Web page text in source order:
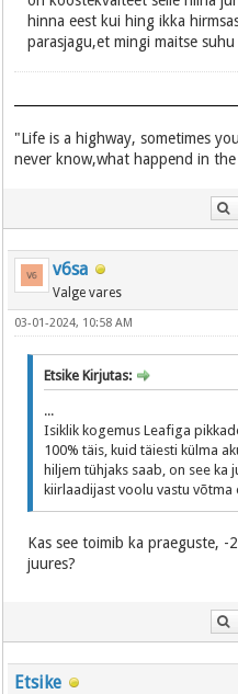
hinna eest kui hing ikka
parasjagu,et mingi maitse suhu
"Life is a highway, sometimes
never know,what happend in
v6sa
Valge vares
03-01-2024, 10:58 AM
Etsike Kirjutas:
...
Isiklik kogemus Leafiga
100% täis, kuid täiesti külma
hiljem tühjaks saab, on see ka
kiirlaadijast voolu vastu võtma
Kas see toimib ka praeguste, -
juures?
Etsike